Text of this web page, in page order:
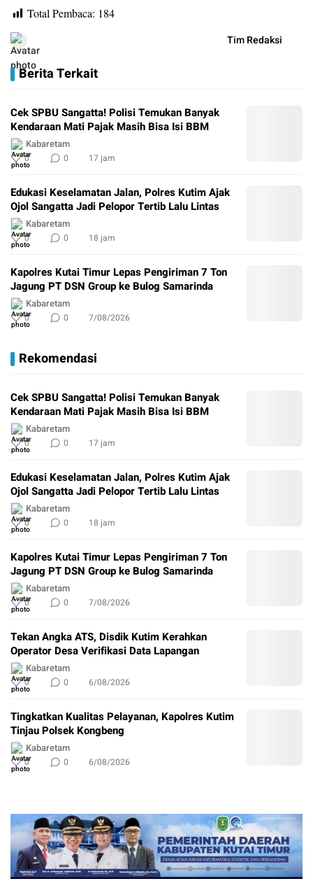
Total Pembaca: 184
Tim Redaksi
Berita Terkait
Cek SPBU Sangatta! Polisi Temukan Banyak
Kendaraan Mati Pajak Masih Bisa Isi BBM
Kabaretam
0 0 17 jam
Edukasi Keselamatan Jalan, Polres Kutim Ajak
Ojol Sangatta Jadi Pelopor Tertib Lalu Lintas
Kabaretam
0 0 18 jam
Kapolres Kutai Timur Lepas Pengiriman 7 Ton
Jagung PT DSN Group ke Bulog Samarinda
Kabaretam
0 0 7/08/2026
Rekomendasi
Cek SPBU Sangatta! Polisi Temukan Banyak
Kendaraan Mati Pajak Masih Bisa Isi BBM
Kabaretam
0 0 17 jam
Edukasi Keselamatan Jalan, Polres Kutim Ajak
Ojol Sangatta Jadi Pelopor Tertib Lalu Lintas
Kabaretam
0 0 18 jam
Kapolres Kutai Timur Lepas Pengiriman 7 Ton
Jagung PT DSN Group ke Bulog Samarinda
Kabaretam
0 0 7/08/2026
Tekan Angka ATS, Disdik Kutim Kerahkan
Operator Desa Verifikasi Data Lapangan
Kabaretam
0 0 6/08/2026
Tingkatkan Kualitas Pelayanan, Kapolres Kutim
Tinjau Polsek Kongbeng
Kabaretam
0 0 6/08/2026